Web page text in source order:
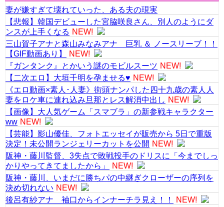
妻が嫌すぎて壊れていった、ある夫の現実
【悲報】韓国デビューした宮脇咲良さん、別人のようにダ
ンスが上手くなる NEW!
三山賀子アナと森山みなみアナ 巨乳 ＆ ノースリーブ！！
【GIF動画あり】
NEW!
『ガンタンク』とかいう謎のモビルスーツ NEW!
【二次エロ】大垣千明を孕ませる♥ NEW!
《エロ動画×素人･人妻》街頭ナンパした四十九歳の素人人
妻をロケ車に連れ込み旦那とレス解消中出し
NEW!
【画像】大人気ゲーム「スマブラ」の新参戦キャラクター
ww NEW!
【芸能】影山優佳、フォトエッセイが販売から 5日で重版
決定！未公開ランジェリーカットを公開 NEW!
阪神・藤川監督、3失点で敗戦投手のドリスに「今までしっ
かりやってきてましたから」
NEW!
阪神・藤川、いまだに勝ちパの中継ぎクローザーの序列を
決め切れない NEW!
後呂有紗アナ 袖口からインナーチラ見え！！
NEW!